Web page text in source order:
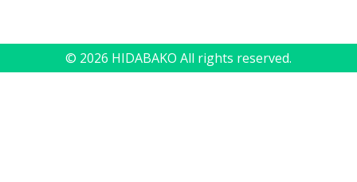
© 2026 HIDABAKO All rights reserved.